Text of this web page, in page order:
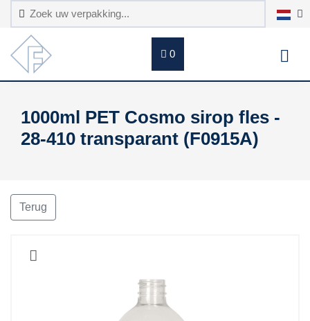
0
1000ml PET Cosmo sirop fles -
28-410 transparant (F0915A)
Terug